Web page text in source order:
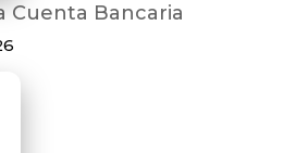
Cuenta Bancaria